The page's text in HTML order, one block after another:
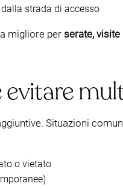
strada di accesso
migliore per serate,
evitare
Situazioni
o vietato